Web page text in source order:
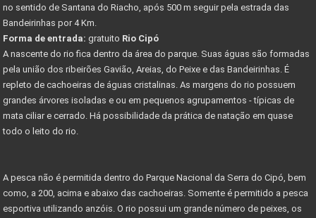
no sentido de Santana do Riacho, após 500 m seguir pela estrada das
Bandeirinhas por 4 Km.
Forma de entrada: gratuito Rio Cipó
A nascente do rio fica dentro da área do parque. Suas águas são formadas
pela união dos ribeirões Gavião, Areias, do Peixe e das Bandeirinhas. É
repleto de cachoeiras de águas cristalinas. As margens do rio possuem
grandes árvores isoladas e ou em pequenos agrupamentos - típicas de
mata ciliar e cerrado. Há possibilidade da prática de natação em quase
todo o leito do rio.
A pesca não é permitida dentro do Parque Nacional da Serra do Cipó, bem
como, a 200, acima e abaixo das cachoeiras. Somente é permitido a pesca
esportiva utilizando anzóis. O rio possui um grande número de peixes, os